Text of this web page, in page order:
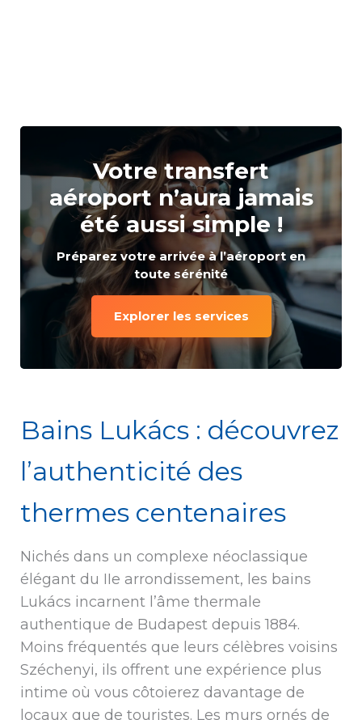
Votre transfert
aéroport n’aura jamais
été aussi simple !
Préparez votre arrivée à l’aéroport en
toute sérénité
Explorer les services
Bains Lukács : découvrez
l’authenticité des
thermes centenaires
Nichés dans un complexe néoclassique
élégant du IIe arrondissement, les bains
Lukács incarnent l’âme thermale
authentique de Budapest depuis 1884.
Moins fréquentés que leurs célèbres voisins
Széchenyi, ils offrent une expérience plus
intime où vous côtoierez davantage de
locaux que de touristes. Les murs ornés de